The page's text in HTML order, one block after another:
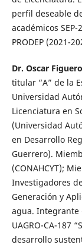
perfil deseable
académicos
PRODEP (2021-
Dr. Oscar
titular “A” de la
Universidad
Licenciatura en
(Universidad
en Desarrollo
Guerrero).
(CONAHCYT);
Investigadores
Generación y
agua. Integrante
UAGRO-CA-187
desarrollo